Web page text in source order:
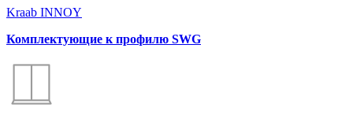
Kraab INNOY
Комплектующие к профилю SWG